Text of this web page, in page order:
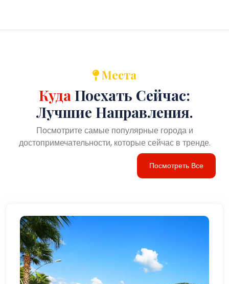
Места
Куда Поехать Сейчас:
Лучшие Направления.
Посмотрите самые популярные города и
достопримечательности, которые сейчас в тренде.
Посмотреть Все